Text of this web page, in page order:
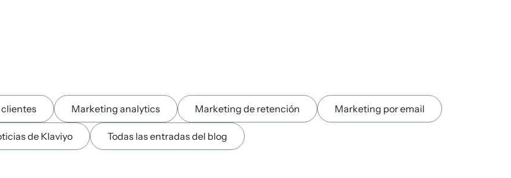
Marketing analytics Marketing de retención Marketing por email
de Klaviyo Todas las entradas del blog